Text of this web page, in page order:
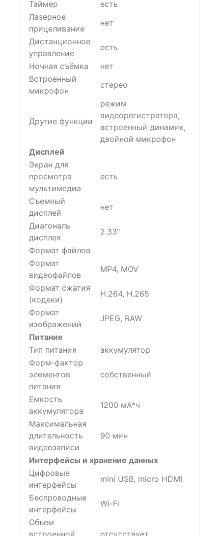
Таймер
есть
Лазерное
прицеливание
нет
Дистанционное
управление
есть
Ночная съёмка
нет
Встроенный
микрофон
стерео
Другие функции
режим
видеорегистратора,
встроенный динамик,
двойной микрофон
Дисплей
Экран для
просмотра
мультимедиа
есть
Съемный
дисплей
нет
Диагональ
дисплея
2.33″
Формат файлов
Формат
видеофайлов
MP4, MOV
Формат сжатия
(кодеки)
H.264, H.265
Формат
изображений
JPEG, RAW
Питание
Тип питания
аккумулятор
Форм-фактор
элементов
питания
собственный
Емкость
аккумулятора
1200 мА*ч
Максимальная
длительность
видеозаписи
90 мин
Интерфейсы и хранение данных
Цифровые
интерфейсы
mini USB, micro HDMI
Беспроводные
интерфейсы
Wi-Fi
Объем